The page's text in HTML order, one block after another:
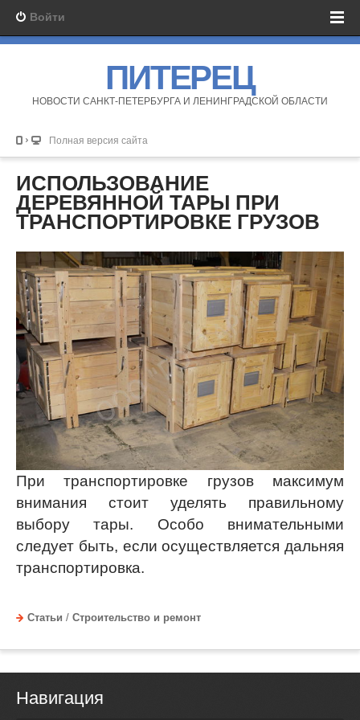
Войти
ПИТЕРЕЦ
НОВОСТИ САНКТ-ПЕТЕРБУРГА И ЛЕНИНГРАДСКОЙ ОБЛАСТИ
Полная версия сайта
ИСПОЛЬЗОВАНИЕ
ДЕРЕВЯННОЙ ТАРЫ ПРИ
ТРАНСПОРТИРОВКЕ ГРУЗОВ
При транспортировке грузов максимум
внимания стоит уделять правильному
выбору тары. Особо внимательными
следует быть, если осуществляется дальняя
транспортировка.
Статьи / Строительство и ремонт
Навигация